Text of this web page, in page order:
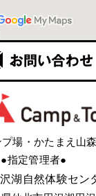
場・かたまえ山
●指定管理者●
沢湖自然体験セン